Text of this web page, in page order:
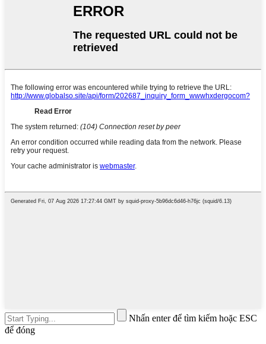
Nhấn enter để tìm kiếm hoặc ESC
để đóng